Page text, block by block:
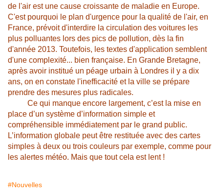
de l'air est une cause croissante de maladie en Europe.
C'est pourquoi le plan d'urgence pour la qualité de l'air, en
France, prévoit d'interdire la circulation des voitures les
plus polluantes lors des pics de pollution, dès la fin
d'année 2013. Toutefois, les textes d'application semblent
d'une complexité... bien française. En Grande Bretagne,
après avoir institué un péage urbain à Londres il y a dix
ans, on en constate l'inefficacité et la ville se prépare
prendre des mesures plus radicales.
Ce qui manque encore largement, c’est la mise en
place d’un système d’information simple et
compréhensible immédiatement par le grand public.
L’information globale peut être restituée avec des cartes
simples à deux ou trois couleurs par exemple, comme pour
les alertes météo. Mais que tout cela est lent !
#Nouvelles